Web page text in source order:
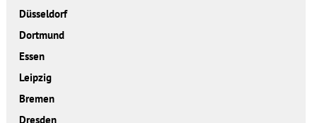
Düsseldorf
Dortmund
Essen
Leipzig
Bremen
Dresden